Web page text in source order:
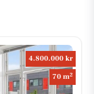
4.800.000 kr
70 m2